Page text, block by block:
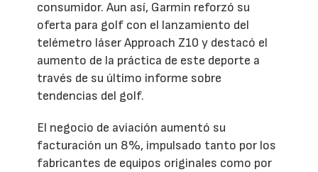
consumidor. Aun así, Garmin reforzó su
oferta para golf con el lanzamiento del
telémetro láser Approach Z10 y destacó el
aumento de la práctica de este deporte a
través de su último informe sobre
tendencias del golf.
El negocio de aviación aumentó su
facturación un 8%, impulsado tanto por los
fabricantes de equipos originales como por